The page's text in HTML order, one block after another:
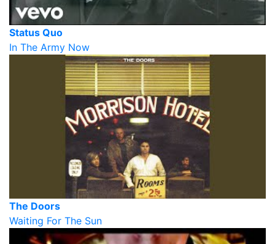
Status Quo
In The Army Now
The Doors
Waiting For The Sun